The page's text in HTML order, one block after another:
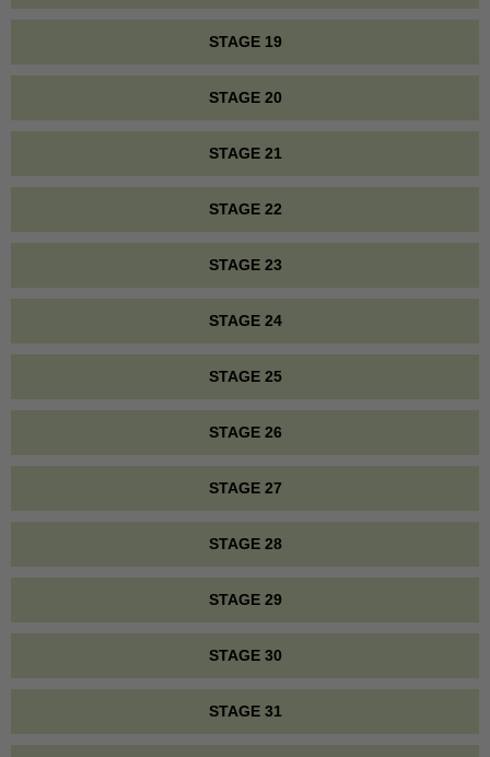
STAGE 19
STAGE 20
STAGE 21
STAGE 22
STAGE 23
STAGE 24
STAGE 25
STAGE 26
STAGE 27
STAGE 28
STAGE 29
STAGE 30
STAGE 31